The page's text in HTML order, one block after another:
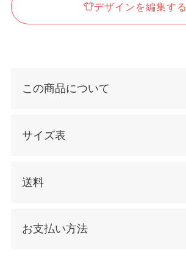
デザインを編集する
この商品について
サイズ表
送料
お支払い方法